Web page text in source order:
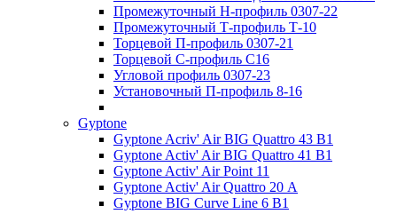
Промежуточный Н-профиль 0307-22
Промежуточный Т-профиль Т-10
Торцевой П-профиль 0307-21
Торцевой С-профиль С16
Угловой профиль 0307-23
Установочный П-профиль 8-16
Gyptone
Gyptone Acriv' Air BIG Quattro 43 В1
Gyptone Activ' Air BIG Quattro 41 B1
Gyptone Activ' Air Point 11
Gyptone Activ' Air Quattro 20 А
Gyptone BIG Curve Line 6 B1